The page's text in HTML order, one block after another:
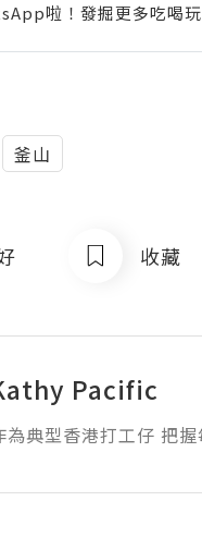
啦！發掘更多吃喝玩
釜山
收藏
Pacific
為典型香港打工仔 把